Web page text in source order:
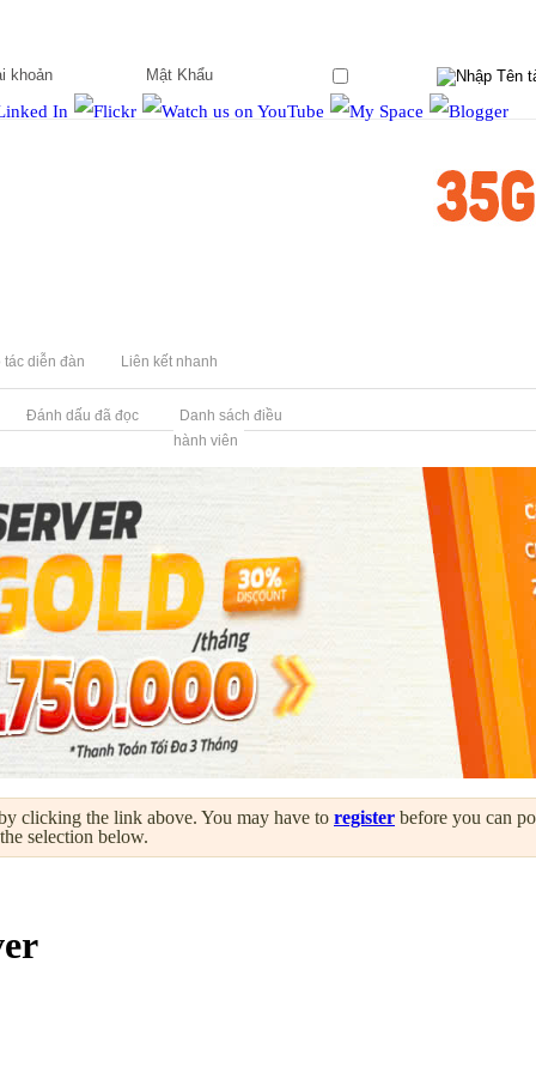
tác diễn đàn
Đánh dấu đã đọc
Liên kết nhanh
Danh sách điều
hành viên
clicking the link above. You may have to register before you can
selection below.